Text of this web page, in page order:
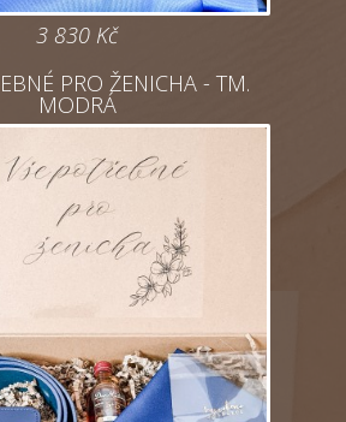
3 830 Kč
PRO ŽENICHA - TM.
MODRÁ